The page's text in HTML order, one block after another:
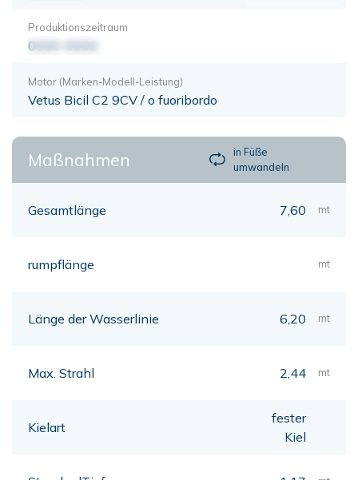
Produktionszeitraum
0000-0000
Motor (Marken-Modell-Leistung)
Vetus Bicil C2 9CV / o fuoribordo
Maßnahmen
in Füße
umwandeln
Gesamtlänge 7,60 mt
rumpflänge mt
Länge der Wasserlinie 6,20 mt
Max. Strahl 2,44 mt
Kielart
fester
Kiel